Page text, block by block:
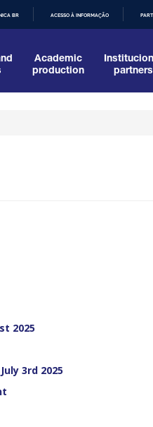
BR ACESSO À INFORMAÇÃO
Academic
production
partners
2025
3rd 2025